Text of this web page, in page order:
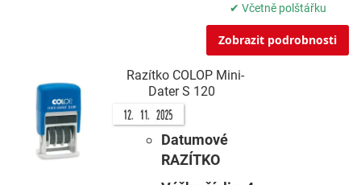
✔ Včetně polštářku
Zobrazit podrobnosti
Razítko COLOP Mini-
Dater S 120
Datumové
RAZÍTKO